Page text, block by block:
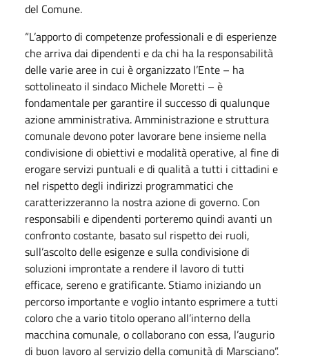
del Comune.
“L’apporto di competenze professionali e di esperienze
che arriva dai dipendenti e da chi ha la responsabilità
delle varie aree in cui è organizzato l’Ente – ha
sottolineato il sindaco Michele Moretti – è
fondamentale per garantire il successo di qualunque
azione amministrativa. Amministrazione e struttura
comunale devono poter lavorare bene insieme nella
condivisione di obiettivi e modalità operative, al fine di
erogare servizi puntuali e di qualità a tutti i cittadini e
nel rispetto degli indirizzi programmatici che
caratterizzeranno la nostra azione di governo. Con
responsabili e dipendenti porteremo quindi avanti un
confronto costante, basato sul rispetto dei ruoli,
sull’ascolto delle esigenze e sulla condivisione di
soluzioni improntate a rendere il lavoro di tutti
efficace, sereno e gratificante. Stiamo iniziando un
percorso importante e voglio intanto esprimere a tutti
coloro che a vario titolo operano all’interno della
macchina comunale, o collaborano con essa, l’augurio
di buon lavoro al servizio della comunità di Marsciano”.